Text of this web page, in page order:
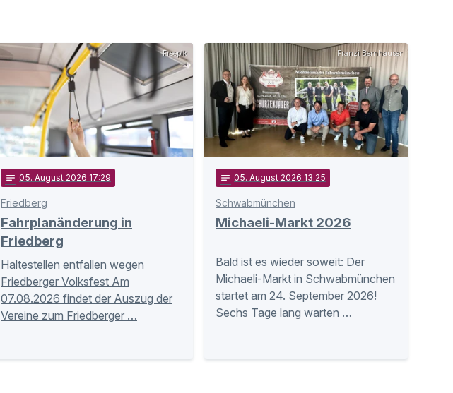
Freepik
notes 05. August 2026 17:29
Friedberg
Fahrplanänderung in
Friedberg
Haltestellen entfallen wegen
Friedberger Volksfest Am
07.08.2026 findet der Auszug der
Vereine zum Friedberger …
Franzi Bernhauser
notes 05. August 2026 13:25
Schwabmünchen
Michaeli-Markt 2026
Bald ist es wieder soweit: Der
Michaeli-Markt in Schwabmünchen
startet am 24. September 2026!
Sechs Tage lang warten …